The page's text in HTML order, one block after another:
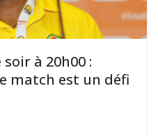
à 20h00 :
match est un défi